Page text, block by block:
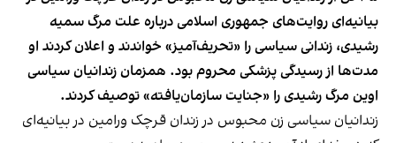
بیانیه‌ای روایت‌های جمهوری اسلامی درباره علت مرگ سمیه
رشیدی، زندانی سیاسی را «تحریف‌آمیز» خواندند و اعلان کردند او
مدت‌ها از رسیدگی پزشکی محروم بود. همزمان زندانیان سیاسی
اوین مرگ رشیدی را «جنایت سازمان‌یافته» توصیف کردند.
زندانیان سیاسی زن محبوس در زندان قرچک ورامین در بیانیه‌ای